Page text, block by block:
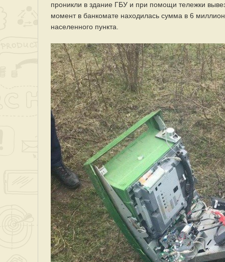
проникли в здание ГБУ и при помощи тележки
момент в банкомате находилась сумма в 6
населенного пункта.